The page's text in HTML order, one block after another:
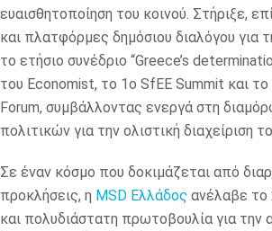
ευαισθητοποίηση του κοινού. Στήριξε,
και πλατφόρμες δημόσιου διαλόγου για
το ετήσιο συνέδριο “Greece’s
του Economist, το 1ο SfEE Summit και
Forum, συμβάλλοντας ενεργά στη
πολιτικών για την ολιστική διαχείριση
Σε έναν κόσμο που δοκιμάζεται από
προκλήσεις, η MSD Ελλάδος ανέλαβε το
και πολυδιάστατη πρωτοβουλία για την